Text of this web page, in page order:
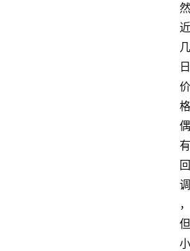
然
近
几
日
价
格
偶
有
回
调
，
但
小